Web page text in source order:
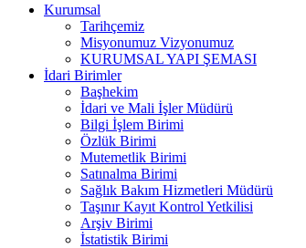
Kurumsal
Tarihçemiz
Misyonumuz Vizyonumuz
KURUMSAL YAPI ŞEMASI
İdari Birimler
Başhekim
İdari ve Mali İşler Müdürü
Bilgi İşlem Birimi
Özlük Birimi
Mutemetlik Birimi
Satınalma Birimi
Sağlık Bakım Hizmetleri Müdürü
Taşınır Kayıt Kontrol Yetkilisi
Arşiv Birimi
İstatistik Birimi